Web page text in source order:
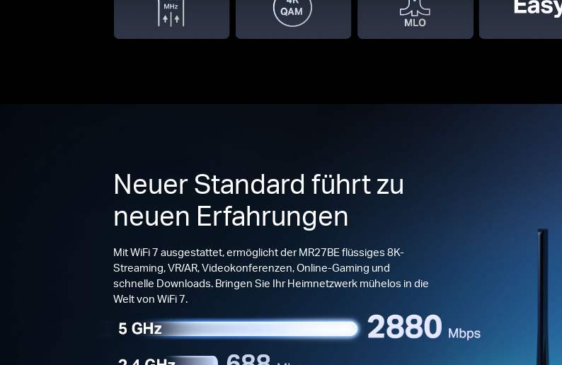
Neuer Standard führt zu
neuen Erfahrungen
Mit WiFi 7 ausgestattet, ermöglicht der MR27BE flüssiges 8K-
Streaming, VR/AR, Videokonferenzen, Online-Gaming und
schnelle Downloads. Bringen Sie Ihr Heimnetzwerk mühelos in die
Welt von WiFi 7.